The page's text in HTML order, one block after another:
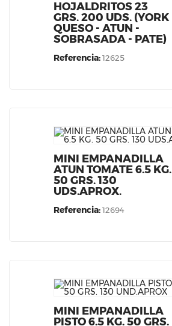
HOJALDRITOS 23
GRS. 200 UDS. (YORK
QUESO - ATUN -
SOBRASADA - PATE)
Referencia:12625
MINI EMPANADILLA
ATUN TOMATE 6.5 KG.
50 GRS. 130
UDS.APROX.
Referencia:12694
MINI EMPANADILLA
PISTO 6.5 KG. 50 GRS.